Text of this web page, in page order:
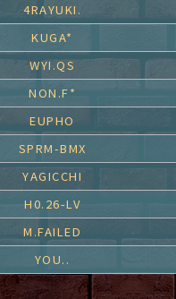
4RAYUKI.
KUGA*
WYI.QS
NON.F*
EUPHO
SPRM-BMX
YAGICCHI
H0.26-LV
M.FAILED
YOU..